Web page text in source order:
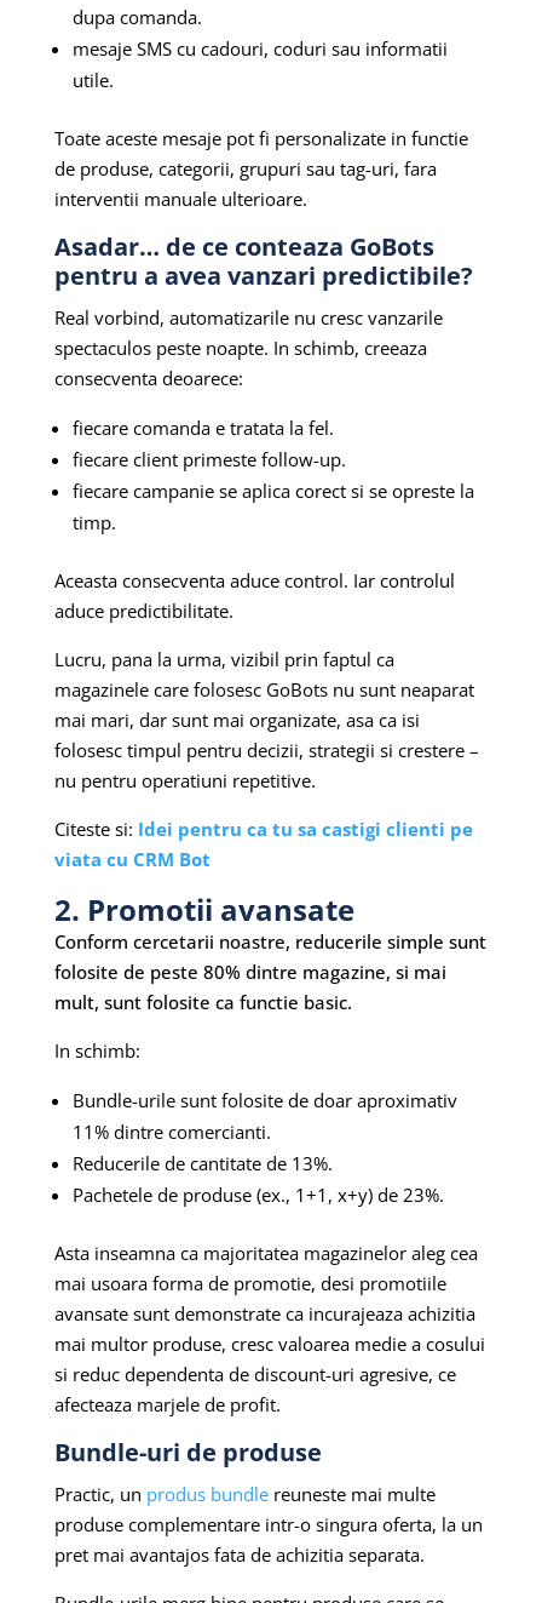
dupa comanda.
mesaje SMS cu cadouri, coduri sau informatii
utile.
Toate aceste mesaje pot fi personalizate in functie
de produse, categorii, grupuri sau tag-uri, fara
interventii manuale ulterioare.
Asadar… de ce conteaza GoBots
pentru a avea vanzari predictibile?
Real vorbind, automatizarile nu cresc vanzarile
spectaculos peste noapte. In schimb, creeaza
consecventa deoarece:
fiecare comanda e tratata la fel.
fiecare client primeste follow-up.
fiecare campanie se aplica corect si se opreste la
timp.
Aceasta consecventa aduce control. Iar controlul
aduce predictibilitate.
Lucru, pana la urma, vizibil prin faptul ca
magazinele care folosesc GoBots nu sunt neaparat
mai mari, dar sunt mai organizate, asa ca isi
folosesc timpul pentru decizii, strategii si crestere –
nu pentru operatiuni repetitive.
Citeste si: Idei pentru ca tu sa castigi clienti pe
viata cu CRM Bot
2. Promotii avansate
Conform cercetarii noastre, reducerile simple sunt
folosite de peste 80% dintre magazine, si mai
mult, sunt folosite ca functie basic.
In schimb:
Bundle-urile sunt folosite de doar aproximativ
11% dintre comercianti.
Reducerile de cantitate de 13%.
Pachetele de produse (ex., 1+1, x+y) de 23%.
Asta inseamna ca majoritatea magazinelor aleg cea
mai usoara forma de promotie, desi promotiile
avansate sunt demonstrate ca incurajeaza achizitia
mai multor produse, cresc valoarea medie a cosului
si reduc dependenta de discount-uri agresive, ce
afecteaza marjele de profit.
Bundle-uri de produse
Practic, un produs bundlereuneste mai multe
produse complementare intr-o singura oferta, la un
pret mai avantajos fata de achizitia separata.